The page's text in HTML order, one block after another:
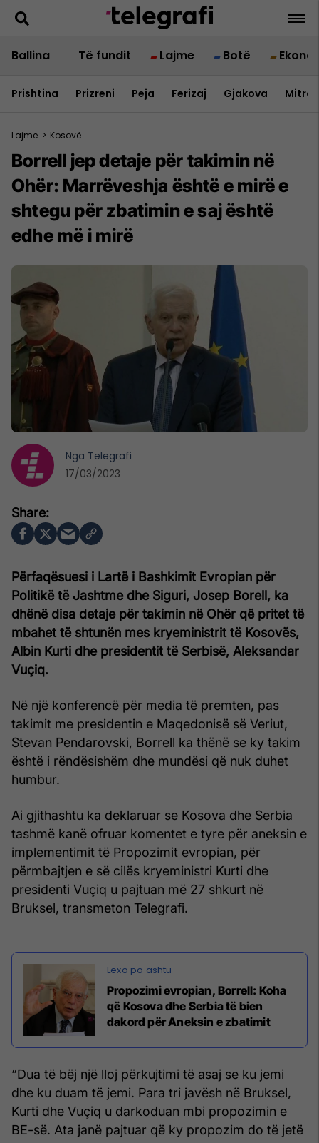
Ballina Të fundit Lajme Botë
Prishtina Prizreni Peja Ferizaj Gjakova
Lajme > Kosovë
Borrell jep detaje për takimin në
Ohër: Marrëveshja është e mirë e
shtegu për zbatimin e saj është
edhe më i mirë
Përfaqësuesi i Lartë i Bashkimit Evropian për
Politikë të Jashtme dhe Siguri, Josep Borell, ka
dhënë disa detaje për takimin në Ohër që pritet të
mbahet të shtunën mes kryeministrit të Kosovës,
Albin Kurti dhe presidentit të Serbisë, Aleksandar
Vuçiq.
Në një konferencë për media të premten, pas
takimit me presidentin e Maqedonisë së Veriut,
Stevan Pendarovski, Borrell ka thënë se ky takim
është i rëndësishëm dhe mundësi që nuk duhet
humbur.
Ai gjithashtu ka deklaruar se Kosova dhe Serbia
tashmë kanë ofruar komentet e tyre për aneksin e
implementimit të Propozimit evropian, për
përmbajtjen e së cilës kryeministri Kurti dhe
presidenti Vuçiq u pajtuan më 27 shkurt në
Bruksel, transmeton Telegrafi.
Propozimi evropian, Borrell: Koha
që Kosova dhe Serbia të bien
dakord për Aneksin e zbatimit
“Dua të bëj një lloj përkujtimi të asaj se ku jemi
dhe ku duam të jemi. Para tri javësh në Bruksel,
Kurti dhe Vuçiq u darkoduan mbi propozimin e
BE-së. Ata janë pajtuar që ky propozim do të jetë
Nga Telegrafi
17/03/2023